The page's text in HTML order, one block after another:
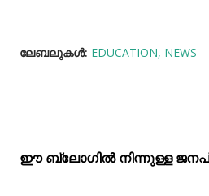
ലേബലുകള്‍: EDUCATION NEWS
ഈ ബ്ലോഗിൽ നിന്നുള്ള